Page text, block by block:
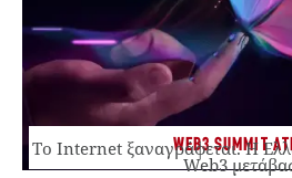
WEB3 SUMMIT
Το Internet ξαναγράφεται. Η
Web3